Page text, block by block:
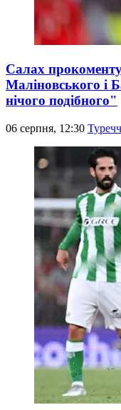
Салах
Маліновського і
нічого подібного"
06 серпня, 12:30